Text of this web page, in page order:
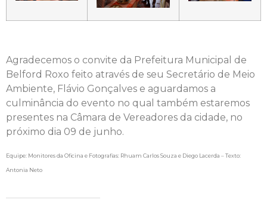
Agradecemos o convite da Prefeitura Municipal de
Belford Roxo feito através de seu Secretário de Meio
Ambiente, Flávio Gonçalves e aguardamos a
culminância do evento no qual também estaremos
presentes na Câmara de Vereadores da cidade, no
próximo dia 09 de junho.
Equipe: Monitores da Oficina e Fotografias: Rhuam Carlos Souza e Diego Lacerda –Texto:
Antonia Neto